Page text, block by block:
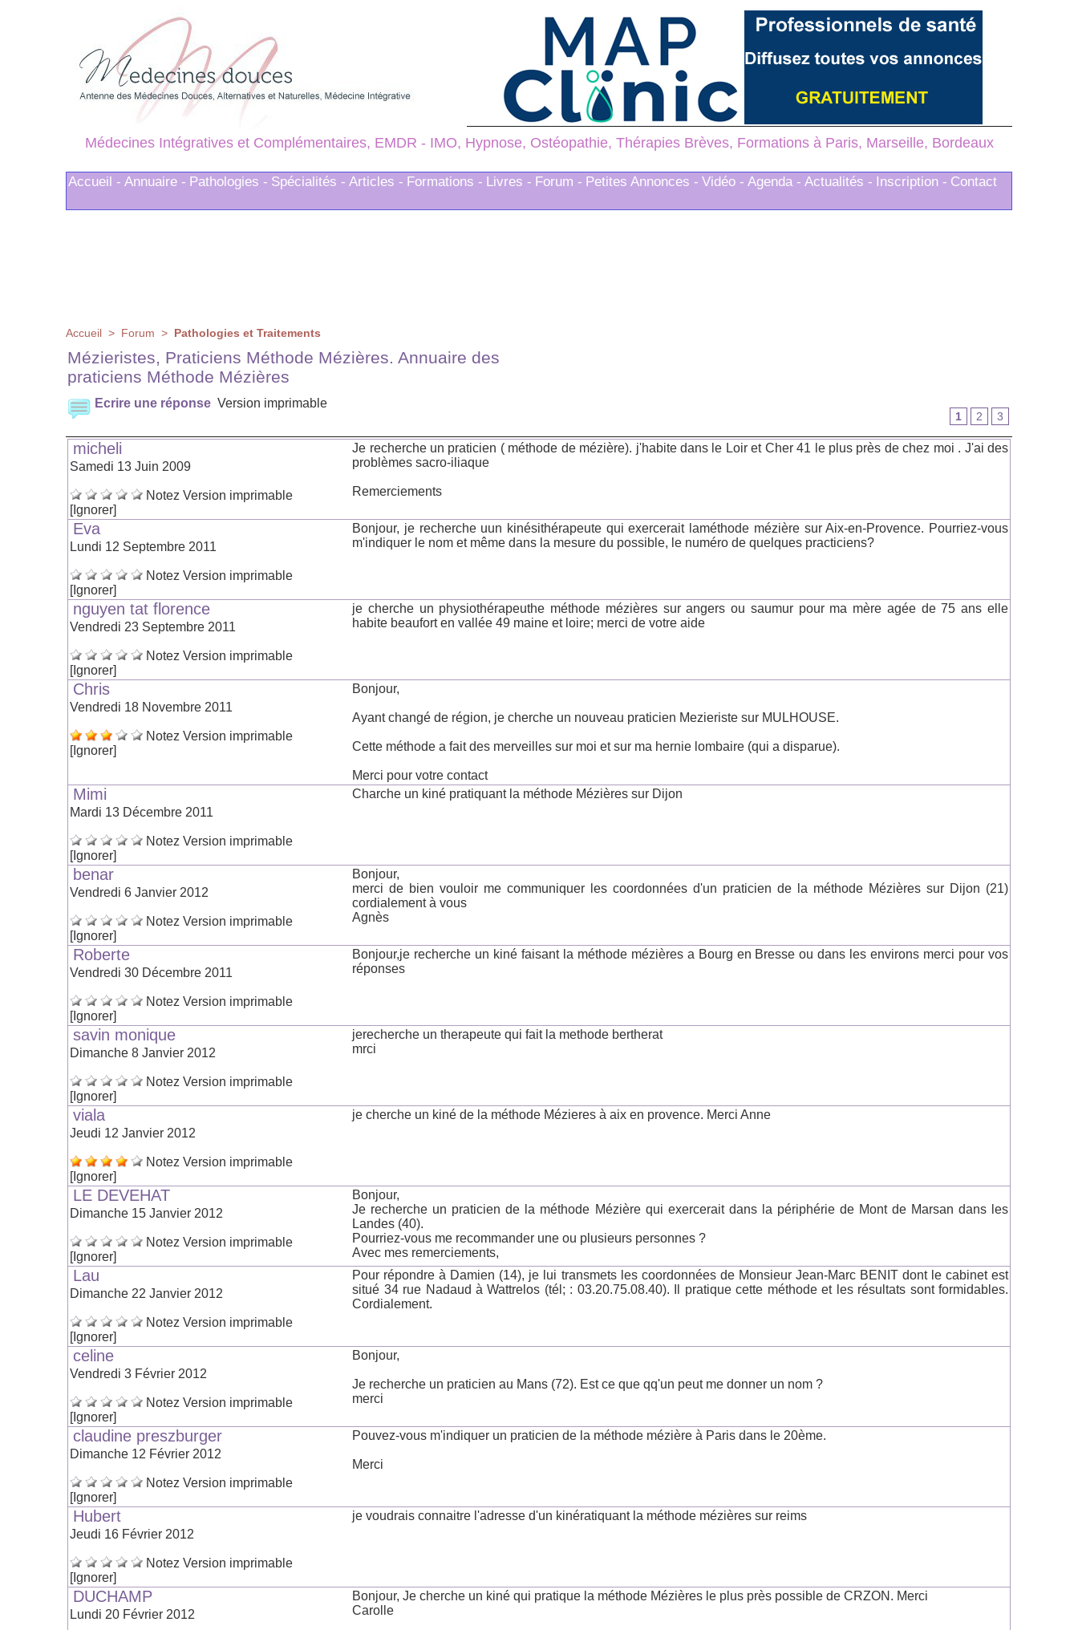
Médecines Intégratives et Complémentaires, EMDR - IMO, Hypnose, Ostéopathie, Thérapies Brèves, Formations à Paris, Marseille, Bordeaux
Accueil - Annuaire - Pathologies - Spécialités - Articles - Formations - Livres - Forum - Petites Annonces - Vidéo - Agenda - Actualités - Inscription - Contact
Accueil > Forum > Pathologies et Traitements
Mézieristes, Praticiens Méthode Mézières. Annuaire des
praticiens Méthode Mézières
Ecrire une réponse Version imprimable
1 2 3
micheli
Samedi 13 Juin 2009
Notez Version imprimable
[Ignorer]
Je recherche un praticien ( méthode de mézière). j'habite dans le Loir et Cher 41 le plus près de chez moi . J'ai des
problèmes sacro-iliaque
Remerciements
Eva
Lundi 12 Septembre 2011
Notez Version imprimable
[Ignorer]
Bonjour, je recherche uun kinésithérapeute qui exercerait laméthode mézière sur Aix-en-Provence. Pourriez-vous
m'indiquer le nom et même dans la mesure du possible, le numéro de quelques practiciens?
nguyen tat florence
Vendredi 23 Septembre 2011
Notez Version imprimable
[Ignorer]
je cherche un physiothérapeuthe méthode mézières sur angers ou saumur pour ma mère agée de 75 ans elle
habite beaufort en vallée 49 maine et loire; merci de votre aide
Chris
Vendredi 18 Novembre 2011
Notez Version imprimable
[Ignorer]
Bonjour,
Ayant changé de région, je cherche un nouveau praticien Mezieriste sur MULHOUSE.
Cette méthode a fait des merveilles sur moi et sur ma hernie lombaire (qui a disparue).
Merci pour votre contact
Mimi
Mardi 13 Décembre 2011
Notez Version imprimable
[Ignorer]
Charche un kiné pratiquant la méthode Mézières sur Dijon
benar
Vendredi 6 Janvier 2012
Notez Version imprimable
[Ignorer]
Bonjour,
merci de bien vouloir me communiquer les coordonnées d'un praticien de la méthode Mézières sur Dijon (21)
cordialement à vous
Agnès
Roberte
Vendredi 30 Décembre 2011
Notez Version imprimable
[Ignorer]
Bonjour,je recherche un kiné faisant la méthode mézières a Bourg en Bresse ou dans les environs merci pour vos
réponses
savin monique
Dimanche 8 Janvier 2012
Notez Version imprimable
[Ignorer]
jerecherche un therapeute qui fait la methode bertherat
mrci
viala
Jeudi 12 Janvier 2012
Notez Version imprimable
[Ignorer]
je cherche un kiné de la méthode Mézieres à aix en provence. Merci Anne
LE DEVEHAT
Dimanche 15 Janvier 2012
Notez Version imprimable
[Ignorer]
Bonjour,
Je recherche un praticien de la méthode Mézière qui exercerait dans la périphérie de Mont de Marsan dans les
Landes (40).
Pourriez-vous me recommander une ou plusieurs personnes ?
Avec mes remerciements,
Lau
Dimanche 22 Janvier 2012
Notez Version imprimable
[Ignorer]
Pour répondre à Damien (14), je lui transmets les coordonnées de Monsieur Jean-Marc BENIT dont le cabinet est
situé 34 rue Nadaud à Wattrelos (tél; : 03.20.75.08.40). Il pratique cette méthode et les résultats sont formidables.
Cordialement.
celine
Vendredi 3 Février 2012
Notez Version imprimable
[Ignorer]
Bonjour,
Je recherche un praticien au Mans (72). Est ce que qq'un peut me donner un nom ?
merci
claudine preszburger
Dimanche 12 Février 2012
Notez Version imprimable
[Ignorer]
Pouvez-vous m'indiquer un praticien de la méthode mézière à Paris dans le 20ème.
Merci
Hubert
Jeudi 16 Février 2012
Notez Version imprimable
[Ignorer]
je voudrais connaitre l'adresse d'un kinératiquant la méthode mézières sur reims
DUCHAMP
Lundi 20 Février 2012
Bonjour, Je cherche un kiné qui pratique la méthode Mézières le plus près possible de CRZON. Merci
Carolle